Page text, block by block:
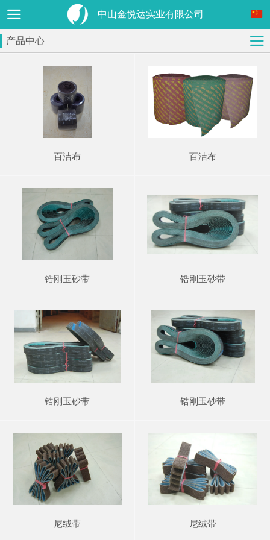
中山金悦达实业有限公司
产品中心
百洁布 百洁布
锆刚玉砂带 锆刚玉砂带
锆刚玉砂带 锆刚玉砂带
尼绒带 尼绒带